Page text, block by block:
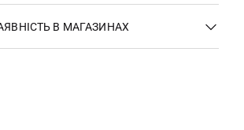
В МАГАЗИНАХ